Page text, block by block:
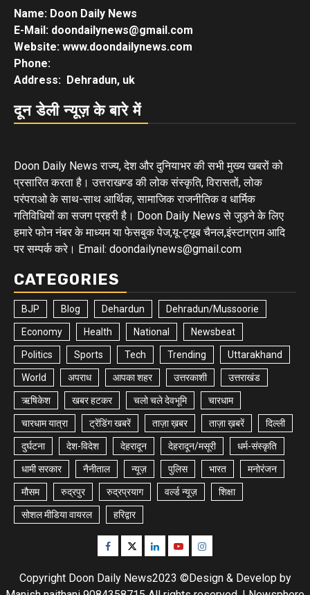
Name: Doon Daily News
E-Mail: doondailynews@gmail.com
Website: www.doondailynews.com
Phone:
Address: Dehradun, uk
दून डेली न्यूज़ के बारे में
Doon Daily News राज्य, देश और दुनियाभर की सभी मुख्य खबरों को
प्रसारित करता है। उत्तराखण्ड की लोक संस्कृति, विरासतों, लोक
परंपराओ के साथ-साथ आर्थिक, सामाजिक राजनीतिक व धार्मिक
गतिविधियों का सजग प्रहरी है। Doon Daily News से जुड़ने के लिए
हमारे फोन नंबर के माध्यम या फेसबुक पेज,यू-ट्यूब चैनल,इंस्टाग्राम आदि
पर सम्पर्क करे। Email: doondailynews@gmail.com
CATEGORIES
BJP Blog Dehardun Dehradun/Mussoorie
Economy Health National Newsbeat
Politics Sports Tech Trending Uttarakhand
World अपराध आपका शहर उत्तरकाशी उत्तराखंड
ऋषिकेश खबर हटकर चलो चले देवभूमि चारधाम
चारधाम यात्रा ट्रेंडिंग खबरें ताज़ा ख़बर ताज़ा ख़बरें दिल्ली
दुर्घटना देश-विदेश देहरादून देहरादून/मसूरी धर्म-संस्कृति
धामी सरकार नैनीताल न्यूज़ पुलिस भारत मनोरंजन
मौसम रुद्रपुर रुद्रप्रयाग वर्ल्ड न्यूज़ शिक्षा
सोशल मीडिया वायरल हरिद्वार
Facebook
TwitterLinkedinYoutubeInstagram
Copyright Doon Daily News2023 ©Design & Develop by